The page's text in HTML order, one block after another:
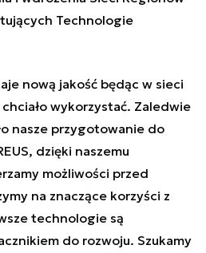
Technologie
nową jakość będąc w sieci
chciało wykorzystać. Zaledwie
nasze przygotowanie do
dzięki naszemu
możliwości przed
na znaczące korzyści z
technologie są
do rozwoju. Szukamy